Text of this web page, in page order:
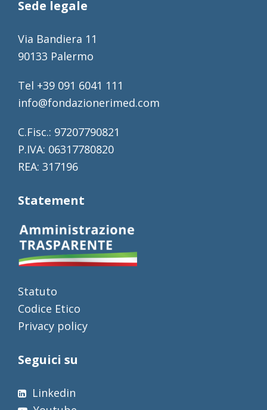
Sede legale
Via Bandiera 11
90133 Palermo
Tel +39 091 6041 111
info@fondazionerimed.com
C.Fisc.: 97207790821
P.IVA: 06317780820
REA: 317196
Statement
Statuto
Codice Etico
Privacy policy
Seguici su
Linkedin